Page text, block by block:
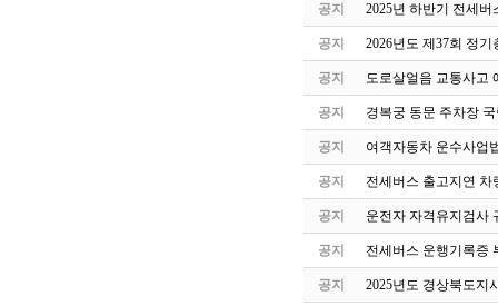
공지 2025년 하반기 전세
공지 2026년도 제37회 정기
공지 도로살얼음 교통사고
공지 경복궁 동문 주차장
공지 여객자동차 운수사업
공지 전세버스 출고지연 차
공지 운전자 자격유지검사
공지 전세버스 운행기록증
공지 2025년도 경상북도지